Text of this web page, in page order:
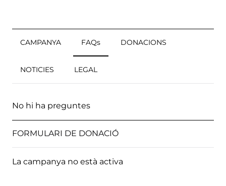
CAMPANYA FAQs DONACIONS
NOTICIES LEGAL
No hi ha preguntes
FORMULARI DE DONACIÓ
La campanya no està activa